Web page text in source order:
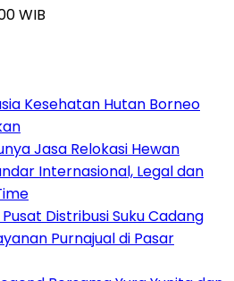
WIB
Kesehatan Hutan Borneo
Jasa Relokasi Hewan
Internasional, Legal dan
Distribusi Suku Cadang
Purnajual di Pasar